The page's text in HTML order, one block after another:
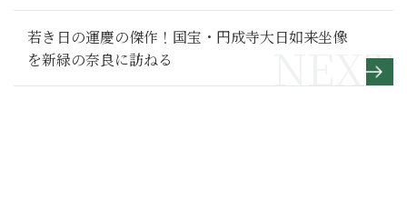
若き日の運慶の傑作！国宝・円成寺大日如来坐像
を新緑の奈良に訪ねる